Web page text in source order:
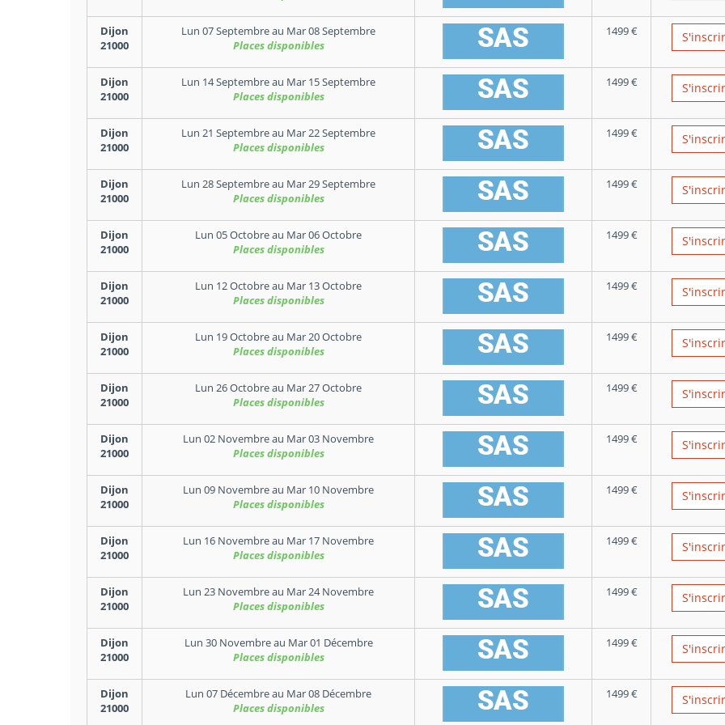
Dijon
21000
Lun 07 Septembreau Mar 08 Septembre
Places disponibles
1499€
Dijon
21000
Lun 14 Septembreau Mar 15 Septembre
Places disponibles
1499€
Dijon
21000
Lun 21 Septembreau Mar 22 Septembre
Places disponibles
1499€
Dijon
21000
Lun 28 Septembreau Mar 29 Septembre
Places disponibles
1499€
Dijon
21000
Lun 05 Octobreau Mar 06 Octobre
Places disponibles
1499€
Dijon
21000
Lun 12 Octobreau Mar 13 Octobre
Places disponibles
1499€
Dijon
21000
Lun 19 Octobreau Mar 20 Octobre
Places disponibles
1499€
Dijon
21000
Lun 26 Octobreau Mar 27 Octobre
Places disponibles
1499€
Dijon
21000
Lun 02 Novembreau Mar 03 Novembre
Places disponibles
1499€
Dijon
21000
Lun 09 Novembreau Mar 10 Novembre
Places disponibles
1499€
Dijon
21000
Lun 16 Novembreau Mar 17 Novembre
Places disponibles
1499€
Dijon
21000
Lun 23 Novembreau Mar 24 Novembre
Places disponibles
1499€
Dijon
21000
Lun 30 Novembreau Mar 01 Décembre
Places disponibles
1499€
Dijon
21000
Lun 07 Décembreau Mar 08 Décembre
Places disponibles
1499€